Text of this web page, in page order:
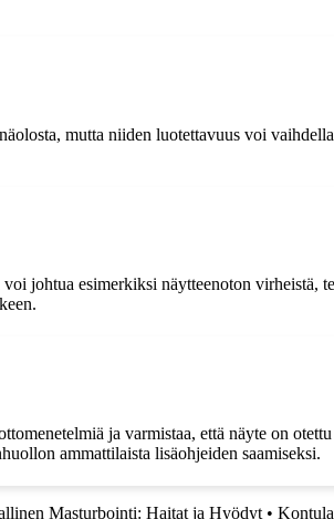
mutta niiden luotettavuus voi
johtua esimerkiksi näytteenoton virheistä,
ja varmistaa, että näyte on
ammattilaista lisäohjeiden saamiseksi.
Masturbointi: Haitat ja Hyödyt •